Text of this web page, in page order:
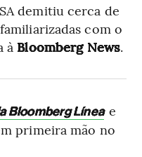
demitiu cerca de
com o
à Bloomberg News.
Bloomberg Línea e
primeira mão no